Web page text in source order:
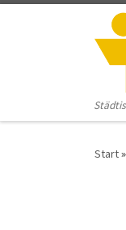
Zum Inhalt springen
Start»